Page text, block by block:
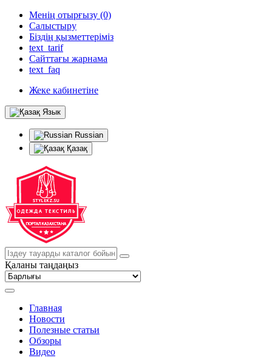
Менің отырғызу (0)
Салыстыру
Біздің қызметтеріміз
text_tarif
Сайттағы жарнама
text_faq
Жеке кабинетіне
Язык
Russian
Қазақ
Қаланы таңдаңыз
Главная
Новости
Полезные статьи
Обзоры
Видео